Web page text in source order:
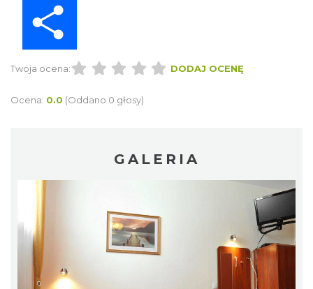
Twoja ocena: DODAJ OCENĘ
Ocena: 0.0 (Oddano 0 głosy)
GALERIA